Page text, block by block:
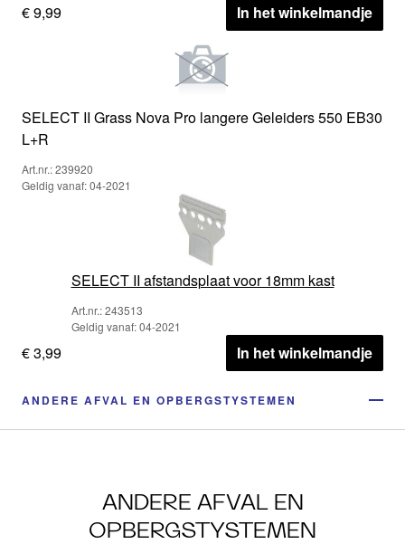
€ 9,99 In het winkelmandje
SELECT II Grass Nova Pro langere Geleiders 550 EB30
L+R
Art.nr.: 239920
Geldig vanaf: 04-2021
SELECT II afstandsplaat voor 18mm kast
Art.nr.: 243513
Geldig vanaf: 04-2021
€ 3,99 In het winkelmandje
ANDERE AFVAL EN OPBERGSTYSTEMEN
ANDERE AFVAL EN
OPBERGSTYSTEMEN